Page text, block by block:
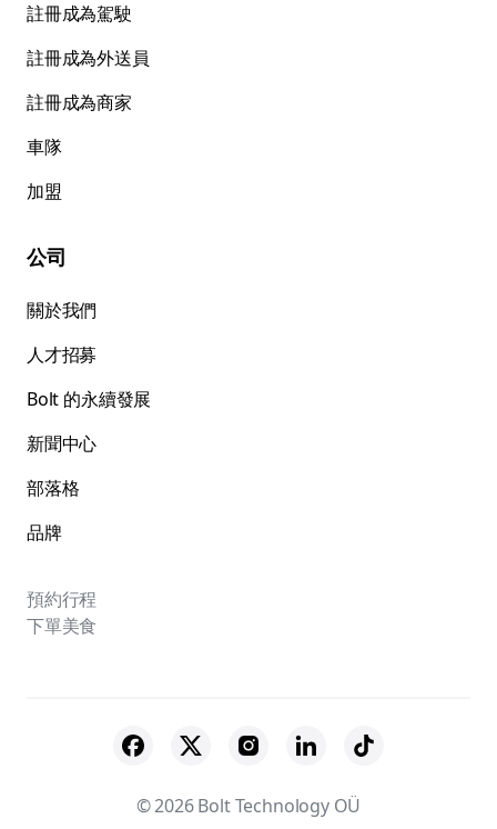
註冊成為駕駛
註冊成為外送員
註冊成為商家
車隊
加盟
公司
關於我們
人才招募
Bolt 的永續發展
新聞中心
部落格
品牌
預約行程
下單美食
© 2026 Bolt Technology OÜ